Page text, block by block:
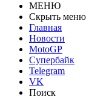
МЕНЮ
Скрыть меню
Главная
Новости
MotoGP
Супербайк
Telegram
VK
Поиск